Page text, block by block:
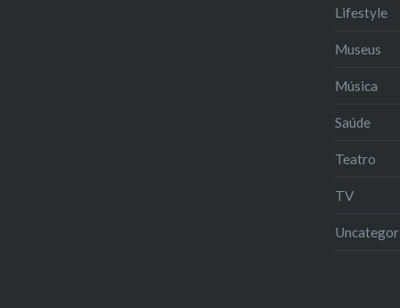
Lifestyle
Museus
Música
Saúde
Teatro
TV